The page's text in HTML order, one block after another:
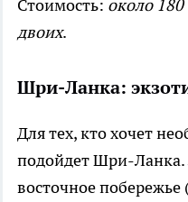
Стоимость: около 180
двоих.
Шри-Ланка:
Для тех, кто хочет
подойдет Шри-
восточное побережье